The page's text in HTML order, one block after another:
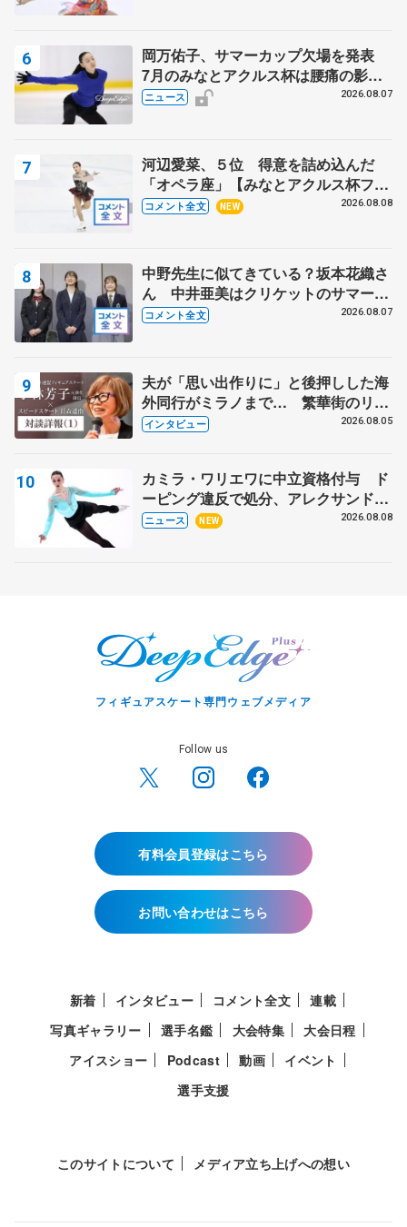
岡万佑子、サマーカップ欠場を発表
7月のみなとアクルス杯は腰痛の影響
で
ニュース 2026.08.07
河辺愛菜、５位 得意を詰め込んだ
「オペラ座」【みなとアクルス杯フリ
ー】
コメント全文 NEW 2026.08.08
中野先生に似てきている？坂本花織さ
ん 中井亜美はクリケットのサマーキ
ャンプに 島田麻央はたくさん試合に
コメント全文 2026.08.07
夫が「思い出作りに」と後押しした海
外同行がミラノまで… 繁華街のリン
クでは不良のお兄さんも味方に 小林
インタビュー 2026.08.05
カミラ・ワリエワに中立資格付与 ド
ーピング違反で処分、アレクサンド
ラ・イグナトワも
ニュース NEW 2026.08.08
フィギュアスケート専門ウェブメディア
Follow us
有料会員登録はこちら
お問い合わせはこちら
新着 インタビュー コメント全文
連載
写真ギャラリー
選手名鑑 大会特集
大会日程
アイスショー
Podcast 動画
イベント
選手支援
このサイトについて メディア立ち上げへの想い